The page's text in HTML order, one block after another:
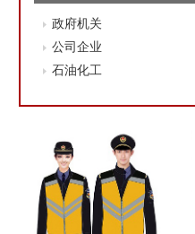
政府机关
公司企业
石油化工